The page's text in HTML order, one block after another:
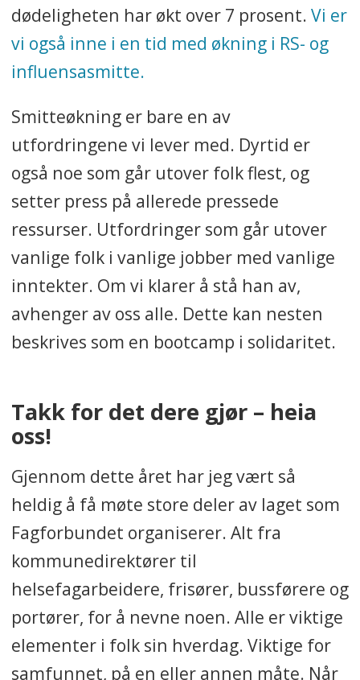
dødeligheten har økt over 7 prosent. Vi er
vi også inne i en tid med økning i RS- og
influensasmitte.
Smitteøkning er bare en av
utfordringene vi lever med. Dyrtid er
også noe som går utover folk flest, og
setter press på allerede pressede
ressurser. Utfordringer som går utover
vanlige folk i vanlige jobber med vanlige
inntekter. Om vi klarer å stå han av,
avhenger av oss alle. Dette kan nesten
beskrives som en bootcamp i solidaritet.
Takk for det dere gjør – heia
oss!
Gjennom dette året har jeg vært så
heldig å få møte store deler av laget som
Fagforbundet organiserer. Alt fra
kommunedirektører til
helsefagarbeidere, frisører, bussførere og
portører, for å nevne noen. Alle er viktige
elementer i folk sin hverdag. Viktige for
samfunnet, på en eller annen måte. Når